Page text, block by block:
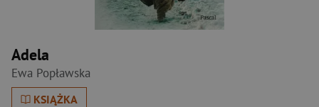
Adela
Ewa Popławska
KSIĄŻKA